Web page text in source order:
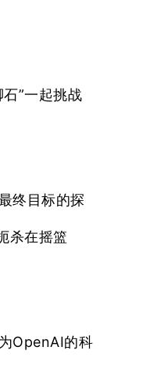
”一起挑战
终目标的探
杀在摇篮
OpenAI的科